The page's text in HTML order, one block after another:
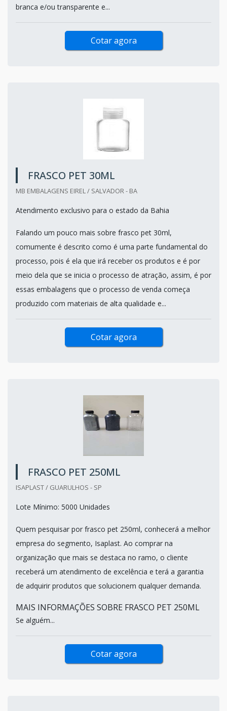
branca e/ou transparente e...
Cotar agora
FRASCO PET 30ML
MB EMBALAGENS EIREL / SALVADOR - BA
Atendimento exclusivo para o estado da Bahia
Falando um pouco mais sobre frasco pet 30ml,
comumente é descrito como é uma parte fundamental do
processo, pois é ela que irá receber os produtos e é por
meio dela que se inicia o processo de atração, assim, é por
essas embalagens que o processo de venda começa
produzido com materiais de alta qualidade e...
Cotar agora
FRASCO PET 250ML
ISAPLAST / GUARULHOS - SP
Lote Mínimo: 5000 Unidades
Quem pesquisar por frasco pet 250ml, conhecerá a melhor
empresa do segmento, Isaplast. Ao comprar na
organização que mais se destaca no ramo, o cliente
receberá um atendimento de excelência e terá a garantia
de adquirir produtos que solucionem qualquer demanda.
MAIS INFORMAÇÕES SOBRE FRASCO PET 250ML
Se alguém...
Cotar agora